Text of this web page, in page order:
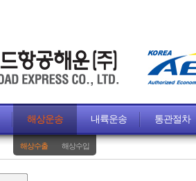
해상운송
해상수출 해상수입
내륙운송 통관절차